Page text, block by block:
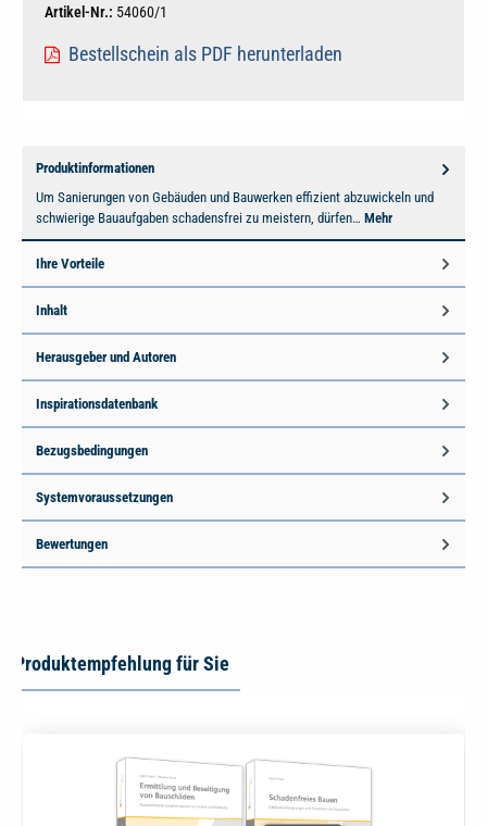
Artikel-Nr.: 54060/1
Bestellschein als PDF herunterladen
Produktinformationen
Um Sanierungen von Gebäuden und Bauwerken effizient abzuwickeln und
schwierige Bauaufgaben schadensfrei zu meistern, dürfen… Mehr
Ihre Vorteile
Inhalt
Herausgeber und Autoren
Inspirationsdatenbank
Bezugsbedingungen
Systemvoraussetzungen
Bewertungen
Produktempfehlung für Sie